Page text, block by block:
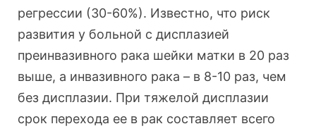
регрессии (30-60%). Известно, что риск
развития у больной с дисплазией
преинвазивного рака шейки матки в 20 раз
выше, а инвазивного рака – в 8-10 раз, чем
без дисплазии. При тяжелой дисплазии
срок перехода ее в рак составляет всего